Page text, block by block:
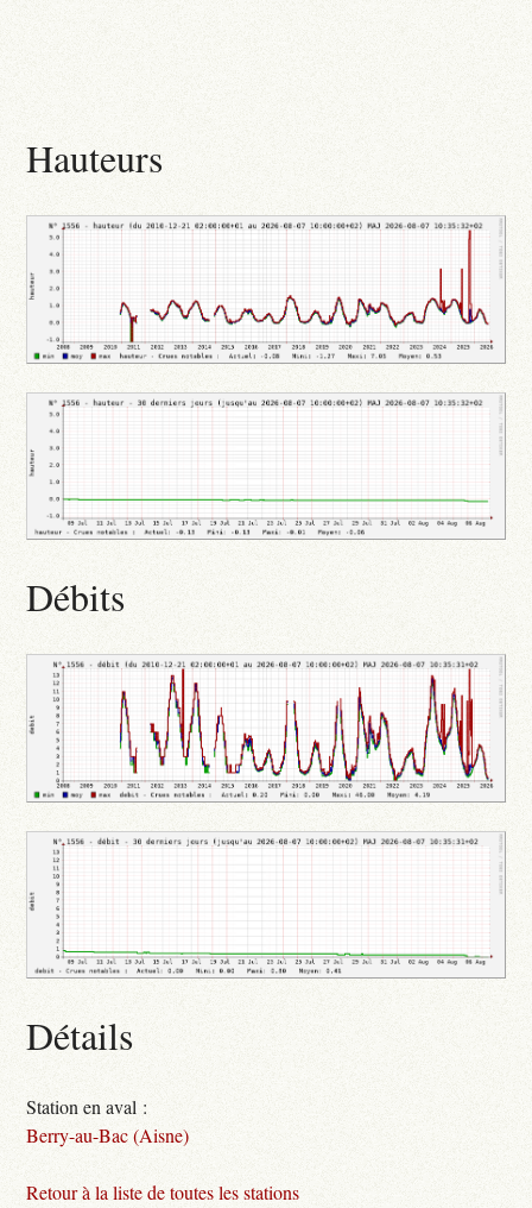
Hauteurs
Débits
Détails
Station en aval :
Berry-au-Bac (Aisne)
Retour à la liste de toutes les stations